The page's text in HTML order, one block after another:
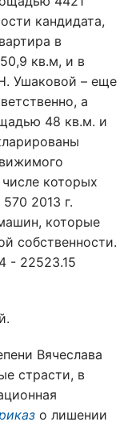
кандидата,
в
кв.м, и в
Ушаковой – еще
а
48 кв.м. и
которых
2013 г.
которые
собственности.
- 22523.15
Вячеслава
страсти, в
о лишении